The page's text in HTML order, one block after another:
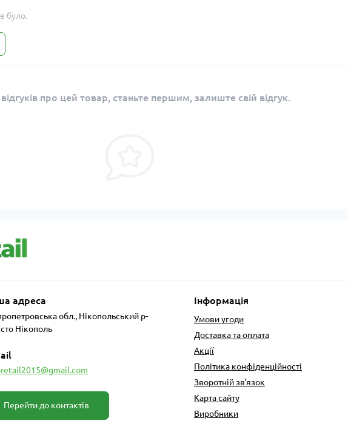
було.
про цей товар, станьте першим, залиште свій відгук.
адреса
обл., Нікопольський р-
Нікополь
Перейти до контактів
Інформація
Умови угоди
Доставка та оплата
Акції
Політика конфіденційності
Зворотній зв'язок
Карта сайту
Виробники